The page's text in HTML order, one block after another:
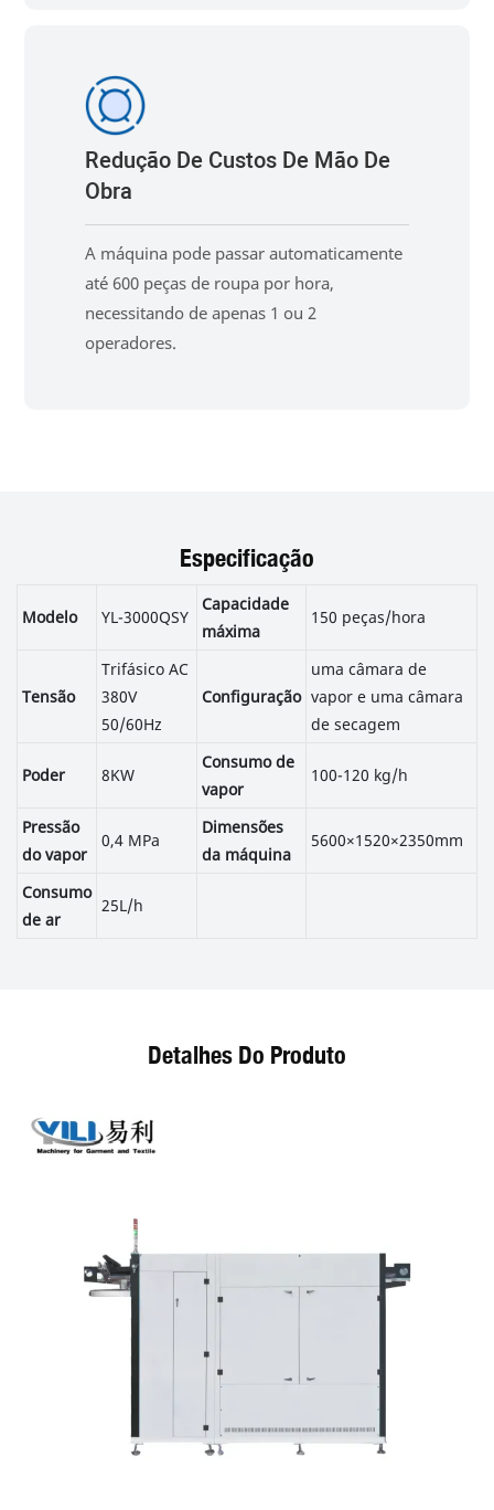
Redução De Custos De Mão De
Obra
A máquina pode passar automaticamente
até 600 peças de roupa por hora,
necessitando de apenas 1 ou 2
operadores.
Especificação
Modelo YL-3000QSY
Capacidade
máxima
150 peças/hora
Tensão
Trifásico AC
380V
50/60Hz
Configuração
uma câmara de
vapor e uma câmara
de secagem
Poder 8KW
Consumo de
vapor
100-120 kg/h
Pressão
do vapor
0,4 MPa
Dimensões
da máquina
5600×1520×2350mm
Consumo
de ar
25L/h
Detalhes Do Produto